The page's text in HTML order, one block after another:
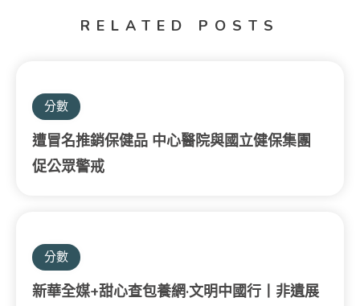
RELATED POSTS
分數
遭冒名推銷保健品 中心醫院與國立健保集團
促公眾警戒
分數
新華全媒+甜心查包養網·文明中國行丨非遺展